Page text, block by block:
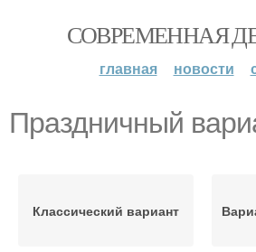
СОВРЕМЕННАЯ
главная новости
Праздничный
Классический вариант